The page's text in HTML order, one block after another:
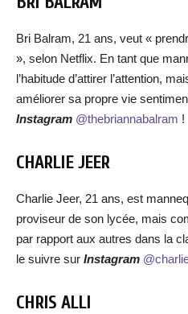
Bri Balram, 21 ans, veut «
», selon Netflix. En tant que
l’habitude d’attirer l’attention,
améliorer sa propre vie
Instagram @thebriannabalram !
CHARLIE JEER
Charlie Jeer, 21 ans, est
proviseur de son lycée, mais
par rapport aux autres dans la
le suivre sur Instagram
CHRIS ALLI